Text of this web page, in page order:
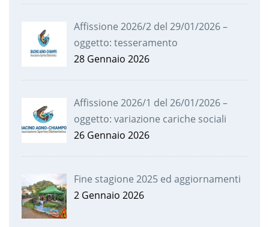
Affissione 2026/2 del 29/01/2026 –
oggetto: tesseramento
28 Gennaio 2026
Affissione 2026/1 del 26/01/2026 –
oggetto: variazione cariche sociali
26 Gennaio 2026
Fine stagione 2025 ed aggiornamenti
2 Gennaio 2026